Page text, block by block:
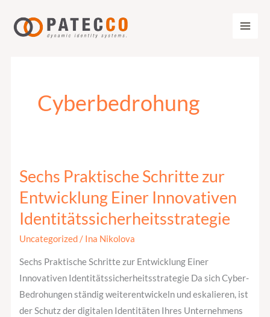
Inhalt
springen
Cyberbedrohung
Sechs Praktische Schritte zur
Entwicklung Einer Innovativen
Identitätssicherheitsstrategie
Uncategorized/ Ina Nikolova
Sechs Praktische Schritte zur Entwicklung Einer
Innovativen Identitätssicherheitsstrategie Da sich Cyber-
Bedrohungen ständig weiterentwickeln und eskalieren, ist
der Schutz der digitalen Identitäten Ihres Unternehmens
Sechs
Praktische
Schritte
zur
Entwicklung